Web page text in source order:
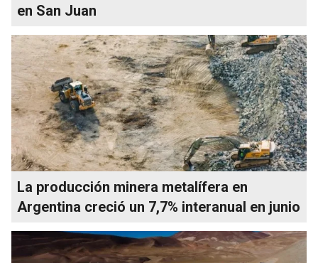
en San Juan
La producción minera metalífera en
Argentina creció un 7,7% interanual en junio